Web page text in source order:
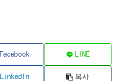
Facebook LINE
LinkedIn 복사